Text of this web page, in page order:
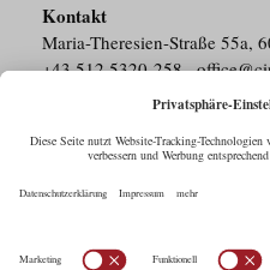
Kontakt
Maria-Theresien-Straße 55a,
+43.512.5320-258,
Pressebereich
Commercials in Tirol
Drehorte in Tirol